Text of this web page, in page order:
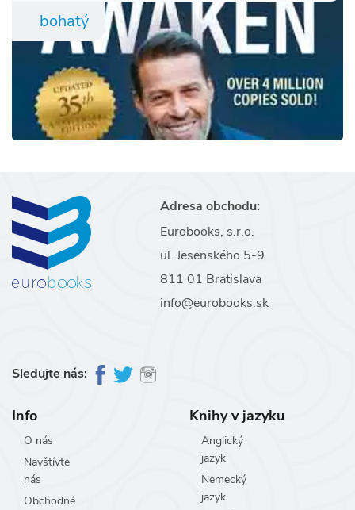
bohatý
Adresa obchodu:
Eurobooks, s.r.o.
ul. Jesenského 5-9
811 01 Bratislava
info@eurobooks.sk
Sledujte nás:
Info
O nás
Navštívte
nás
Obchodné
Knihy v jazyku
Anglický
jazyk
Nemecký
jazyk